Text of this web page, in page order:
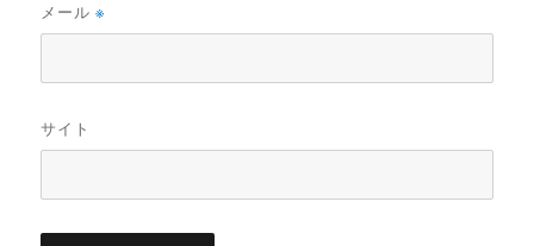
メール※
サイト